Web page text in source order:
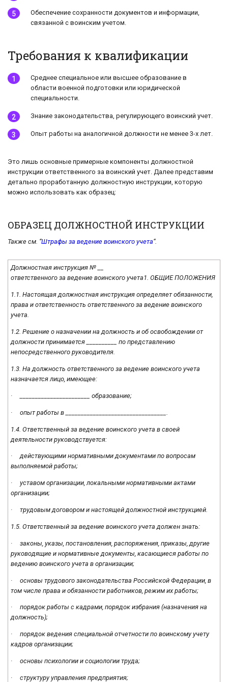
Обеспечение сохранности документов и информации,
связанной с воинским учетом.
Требования к квалификации
Среднее специальное или высшее образование в
области военной подготовки или юридической
специальности.
Знание законодательства, регулирующего воинский учет.
Опыт работы на аналогичной должности не менее 3-х лет.
Это лишь основные примерные компоненты должностной
инструкции ответственного за воинский учет. Далее представим
детально проработанную должностную инструкции, которую
можно использовать как образец:
ОБРАЗЕЦ ДОЛЖНОСТНОЙ ИНСТРУКЦИИ
Также см. “Штрафы за ведение воинского учета“.
Должностная инструкция № __
ответственного за ведение воинского учета1. ОБЩИЕ ПОЛОЖЕНИЯ
1.1. Настоящая должностная инструкция определяет обязанности,
права и ответственность ответственного за ведение воинского
учета.
1.2. Решение о назначении на должность и об освобождении от
должности принимается __________ по представлению
непосредственного руководителя.
1.3. На должность ответственного за ведение воинского учета
назначается лицо, имеющее:
· _______________________ образование;
· опыт работы в _________________________________.
1.4. Ответственный за ведение воинского учета в своей
деятельности руководствуется:
· действующими нормативными документами по вопросам
выполняемой работы;
· уставом организации, локальными нормативными актами
организации;
· трудовым договором и настоящей должностной инструкцией.
1.5. Ответственный за ведение воинского учета должен знать:
· законы, указы, постановления, распоряжения, приказы, другие
руководящие и нормативные документы, касающиеся работы по
ведению воинского учета в организации;
· основы трудового законодательства Российской Федерации, в
том числе права и обязанности работников, режим их работы;
· порядок работы с кадрами, порядок избрания (назначения на
должность);
· порядок ведения специальной отчетности по воинскому учету
кадров организации;
· основы психологии и социологии труда;
· структуру управления предприятия;